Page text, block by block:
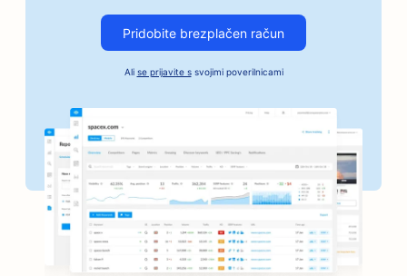
SEO za obrtne pražarne kave
SEO za pekarne
SEO za frizerske salone
SEO za kavarne z namiznimi igrami
SEO za sklepe za peko na žaru
Pridobite brezplačen račun
Ali se prijavite ssvojimi poverilnicami